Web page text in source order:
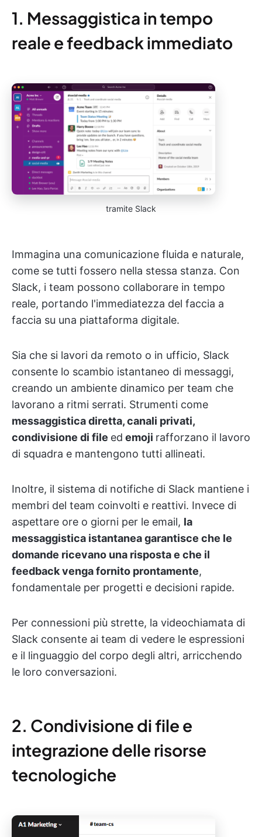
1. Messaggistica in tempo
reale e feedback immediato
tramite Slack
Immagina una comunicazione fluida e naturale,
come se tutti fossero nella stessa stanza. Con
Slack, i team possono collaborare in tempo
reale, portando l'immediatezza del faccia a
faccia su una piattaforma digitale.
Sia che si lavori da remoto o in ufficio, Slack
consente lo scambio istantaneo di messaggi,
creando un ambiente dinamico per team che
lavorano a ritmi serrati. Strumenti come
messaggistica diretta, canali privati,
condivisione di file ed emoji rafforzano il lavoro
di squadra e mantengono tutti allineati.
Inoltre, il sistema di notifiche di Slack mantiene i
membri del team coinvolti e reattivi. Invece di
aspettare ore o giorni per le email, la
messaggistica istantanea garantisce che le
domande ricevano una risposta e che il
feedback venga fornito prontamente,
fondamentale per progetti e decisioni rapide.
Per connessioni più strette, la videochiamata di
Slack consente ai team di vedere le espressioni
e il linguaggio del corpo degli altri, arricchendo
le loro conversazioni.
2. Condivisione di file e
integrazione delle risorse
tecnologiche